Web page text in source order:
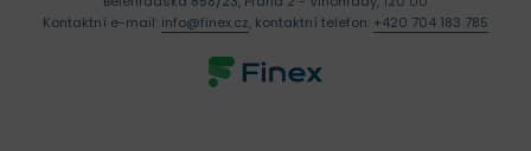
Kontaktní e-mail: info@finex.cz, kontaktní telefon: +420 704 183 785